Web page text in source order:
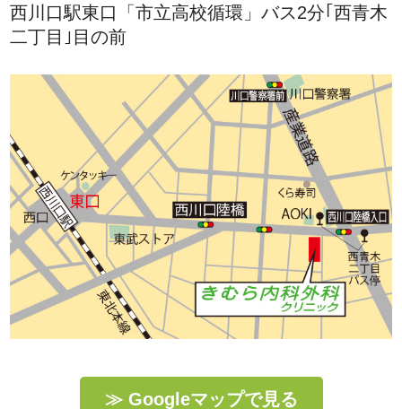
西川口駅東口「市立高校循環」バス2分｢西青木
二丁目｣目の前
≫ Googleマップで見る